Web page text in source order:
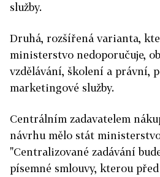
služby.
Druhá, rozšířená varianta,
ministerstvo nedoporučuje,
vzdělávání, školení a právní,
marketingové služby.
Centrálním zadavatelem
návrhu mělo stát
"Centralizované zadávání
písemné smlouvy, kterou